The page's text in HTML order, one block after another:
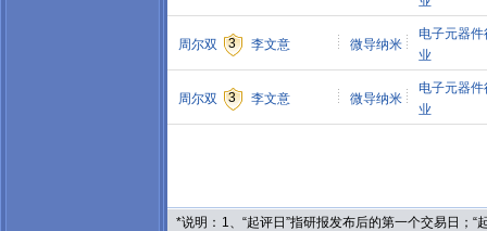
周尔双 3 李文意 微导纳米
电子元器件
业
周尔双 3 李文意 微导纳米
电子元器件
业
*说明： 1、“起评日”指研报发布后的第一个交易日；